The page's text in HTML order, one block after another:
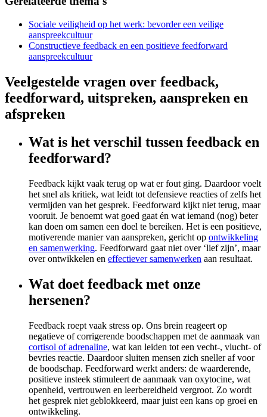
Sociale veiligheid op het werk: bevorder een veilige
aanspreekcultuur
Constructieve feedback en een positieve feedforward
aanspreekcultuur
Veelgestelde vragen over feedback,
feedforward, uitspreken, aanspreken en
afspreken
Wat is het verschil tussen feedback en
feedforward?
Feedback kijkt vaak terug op wat er fout ging. Daardoor voelt
het snel als kritiek, wat leidt tot defensieve reacties of zelfs het
vermijden van het gesprek. Feedforward kijkt niet terug, maar
vooruit. Je benoemt wat goed gaat én wat iemand (nog) beter
kan doen om samen een doel te bereiken. Het is een positieve,
motiverende manier van aanspreken, gericht op ontwikkeling
en samenwerking. Feedforward gaat niet over ‘lief zijn’, maar
over ontwikkelen en effectiever samenwerken aan resultaat.
Wat doet feedback met onze
hersenen?
Feedback roept vaak stress op. Ons brein reageert op
negatieve of corrigerende boodschappen met de aanmaak van
cortisol of adrenaline, wat kan leiden tot een vecht-, vlucht- of
bevries reactie. Daardoor sluiten mensen zich sneller af voor
de boodschap. Feedforward werkt anders: de waarderende,
positieve insteek stimuleert de aanmaak van oxytocine, wat
openheid, vertrouwen en leerbereidheid vergroot. Zo wordt
het gesprek niet geblokkeerd, maar juist een kans op groei en
ontwikkeling.